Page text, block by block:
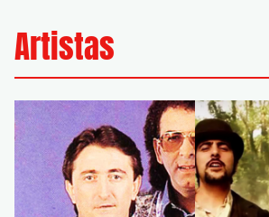
Artistas